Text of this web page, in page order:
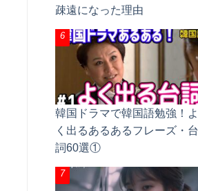
疎遠になった理由
韓国ドラマで韓国語勉強！よ
く出るあるあるフレーズ・台
詞60選①